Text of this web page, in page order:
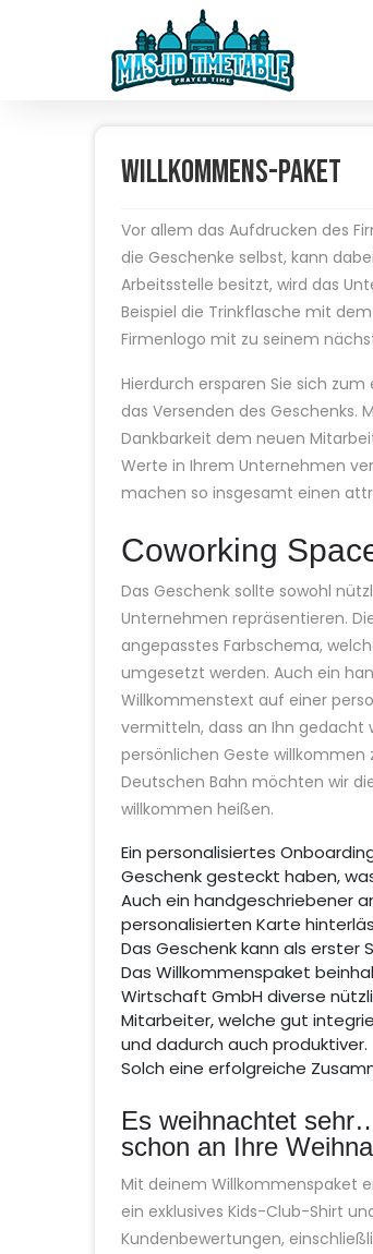
Willkommens-Paket
Vor allem das Aufdrucken des
die Geschenke selbst, kann
Arbeitsstelle besitzt, wird das
Beispiel die Trinkflasche mit
Firmenlogo mit zu seinem
Hierdurch ersparen Sie sich
das Versenden des Geschenks.
Dankbarkeit dem neuen
Werte in Ihrem Unternehmen
machen so insgesamt einen
Coworking
Das Geschenk sollte sowohl
Unternehmen repräsentieren.
angepasstes Farbschema,
umgesetzt werden. Auch ein
Willkommenstext auf einer
vermitteln, dass an Ihn gedacht
persönlichen Geste willkommen
Deutschen Bahn möchten wir
willkommen heißen.
Ein personalisiertes
Geschenk gesteckt haben,
Auch ein handgeschriebener
personalisierten Karte
Das Geschenk kann als
Das Willkommenspaket
Wirtschaft GmbH diverse
Mitarbeiter, welche gut
und dadurch auch produktiver.
Solch eine erfolgreiche
Es weihnachtet
schon an Ihre
Mit deinem Willkommenspaket
ein exklusives Kids-Club-Shirt
Kundenbewertungen,